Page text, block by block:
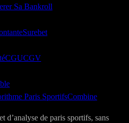
Sa Bankroll
Surebet
CGUCGV
Paris SportifsCombine
d’analyse de paris sportifs, sans